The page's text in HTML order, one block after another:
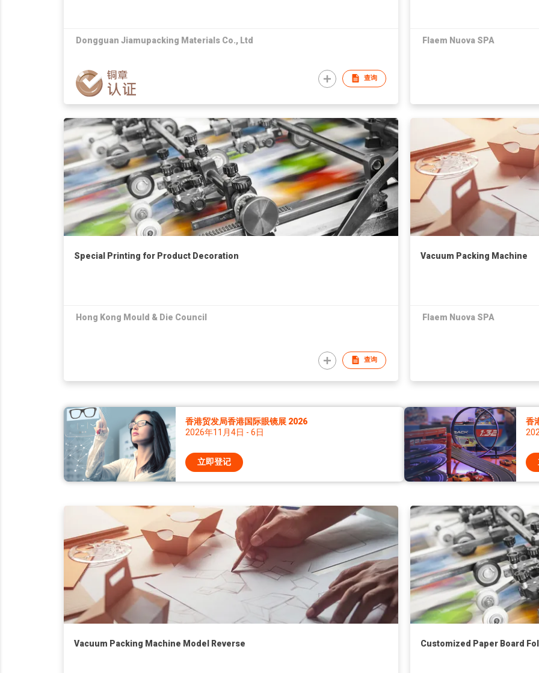
Dongguan Jiamupacking Materials Co., Ltd
查询
Flaem Nuova SPA
Special Printing for Product Decoration
Hong Kong Mould & Die Council
查询
Vacuum Packing Machine
Flaem Nuova SPA
香港贸发局香港国际眼镜展 2026
2026年11月4日 - 6日
立即登记
香
Vacuum Packing Machine Model Reverse Customized Paper Board